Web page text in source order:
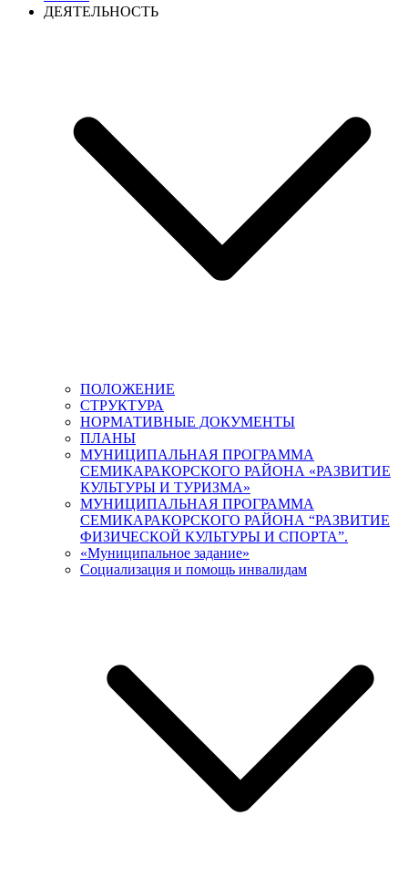
ДЕЯТЕЛЬНОСТЬ
ПОЛОЖЕНИЕ
СТРУКТУРА
НОРМАТИВНЫЕ ДОКУМЕНТЫ
ПЛАНЫ
МУНИЦИПАЛЬНАЯ ПРОГРАММА
СЕМИКАРАКОРСКОГО РАЙОНА «РАЗВИТИЕ
КУЛЬТУРЫ И ТУРИЗМА»
МУНИЦИПАЛЬНАЯ ПРОГРАММА
СЕМИКАРАКОРСКОГО РАЙОНА “РАЗВИТИЕ
ФИЗИЧЕСКОЙ КУЛЬТУРЫ И СПОРТА”.
«Муниципальное задание»
Социализация и помощь инвалидам